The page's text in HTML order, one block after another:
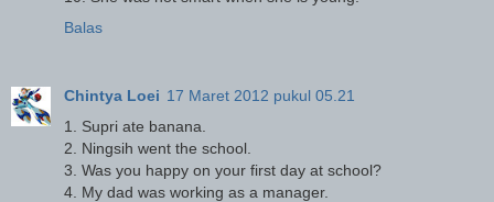
Balas
Chintya Loei 17 Maret 2012 pukul 05.21
1. Supri ate banana.
2. Ningsih went the school.
3. Was you happy on your first day at school?
4. My dad was working as a manager.